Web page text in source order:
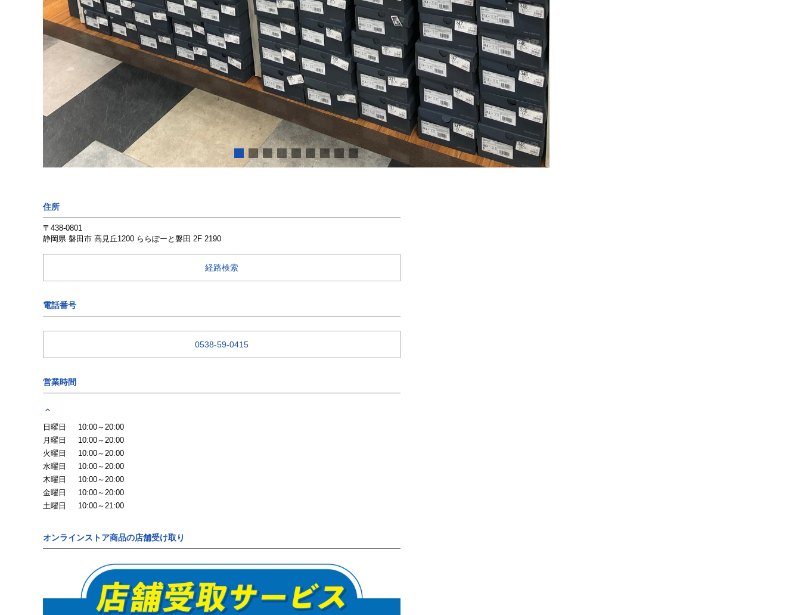
住所
〒438-0801
静岡県 磐田市 高見丘1200 ららぽーと磐田 2F 2190
経路検索
電話番号
0538-59-0415
営業時間
日曜日
10:00～20:00
月曜日
10:00～20:00
火曜日
10:00～20:00
水曜日
10:00～20:00
木曜日
10:00～20:00
金曜日
10:00～20:00
土曜日
10:00～21:00
オンラインストア商品の店舗受け取り